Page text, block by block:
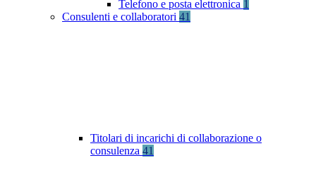
Telefono e posta elettronica 1
Consulenti e collaboratori 41
Titolari di incarichi di collaborazione o
consulenza 41